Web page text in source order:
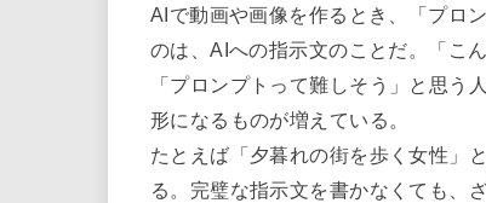
AIで動画や画像を作るとき、「プロ
のは、AIへの指示文のことだ。「こ
「プロンプトって難しそう」と思う
形になるものが増えている。
たとえば「夕暮れの街を歩く女性」
る。完璧な指示文を書かなくても、